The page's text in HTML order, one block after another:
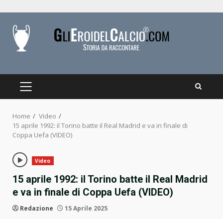
content
PRIMARY
Home
Video
15 aprile 1992: il Torino batte il Real Madrid e va in finale di
Coppa Uefa (VIDEO)
Video
15 aprile 1992: il Torino batte il Real Madrid
e va in finale di Coppa Uefa (VIDEO)
Redazione 15 Aprile 2025